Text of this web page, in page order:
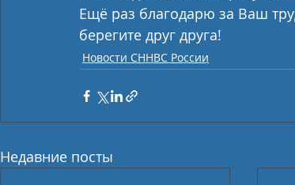
Ещё раз благодарю за Ваш
берегите друг друга!
Новости СННВС России
Недавние посты